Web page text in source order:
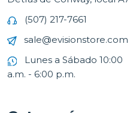
(507) 217-7661
sale@evisionstore.com
Lunes a Sábado 10:00
a.m. - 6:00 p.m.